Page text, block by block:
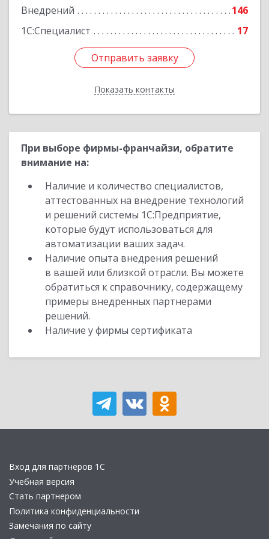
Внедрений
146
1С:Специалист
17
Отправить заявку
Показать контакты
Отправить заявку
Назад
При выборе фирмы-франчайзи, обратите
внимание на:
Наличие и количество специалистов,
аттестованных на внедрение технологий
и решений системы 1С:Предприятие,
которые будут использоваться для
автоматизации ваших задач.
Наличие опыта внедрения решений
в вашей или близкой отрасли. Вы можете
обратиться к справочнику, содержащему
примеры внедренных партнерами
решений.
Наличие у фирмы сертификата
Вход для партнеров 1С
Учебная версия
Стать партнером
Политика конфиденциальности
Замечания по сайту